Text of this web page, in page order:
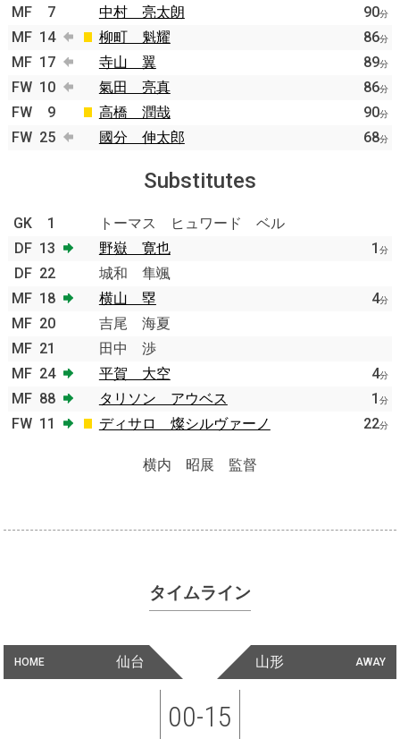
MF 7 中村 亮太朗 90分
MF 14 柳町 魁耀 86分
MF 17 寺山 翼 89分
FW 10 氣田 亮真 86分
FW 9 高橋 潤哉 90分
FW 25 國分 伸太郎 68分
Substitutes
GK 1
トーマス ヒュワード ベル
DF 13 野嶽 寛也 1 分
DF 22
城和 隼颯
MF 18 横山 塁 4分
MF 20
吉尾 海夏
MF 21
田中 渉
MF 24 平賀 大空 4分
MF 88 タリソン アウベス 1 分
FW 11 ディサロ 燦シルヴァーノ 22分
横内 昭展 監督
タイムライン
HOME 仙台 AWAY
山形
00-15